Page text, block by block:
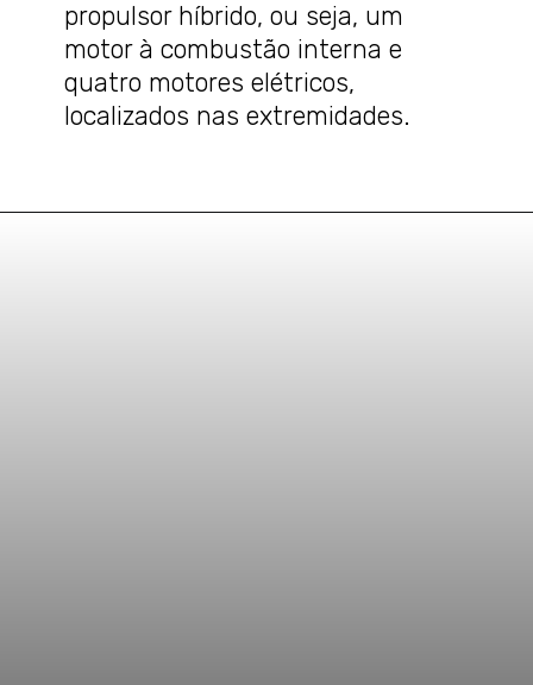
propulsor híbrido, ou seja, um
motor à combustão interna e
quatro motores elétricos,
localizados nas extremidades.